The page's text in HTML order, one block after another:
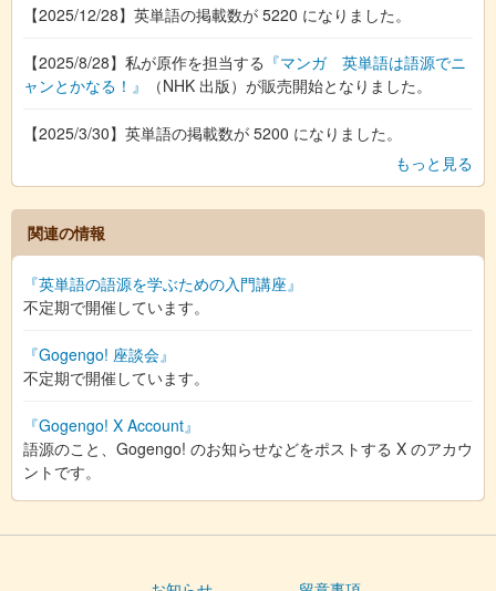
【2025/12/28】英単語の掲載数が 5220 になりました。
【2025/8/28】私が原作を担当する 『マンガ 英単語は語源でニ
ャンとかなる！』
（NHK 出版）が販売開始となりました。
【2025/3/30】英単語の掲載数が 5200 になりました。
もっと見る
関連の情報
『英単語の語源を学ぶための入門講座』
不定期で開催しています。
『Gogengo! 座談会』
不定期で開催しています。
『Gogengo! X Account』
語源のこと、Gogengo! のお知らせなどをポストする X のアカウ
ントです。